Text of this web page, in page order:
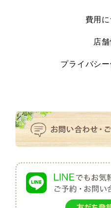
費用
店
プライバシ